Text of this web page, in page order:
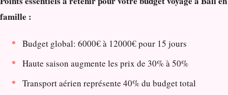
famille :
Budget global: 6000€ à 12000€ pour 15 jours
Haute saison augmente les prix de 30% à 50%
Transport aérien représente 40% du budget total